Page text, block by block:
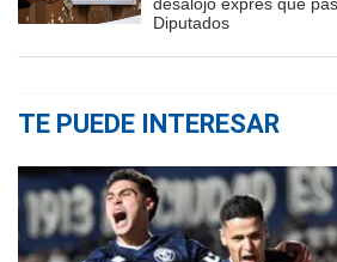
desalojo exprés que
Diputados
TE PUEDE INTERESAR